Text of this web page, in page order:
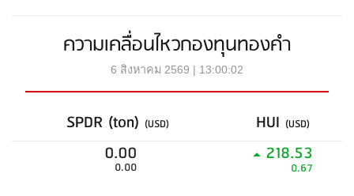
ความเคลื่อนไหวกองทุนทองคำ
6 สิงหาคม 2569 | 13:00:02
SPDR (ton) (USD) HUI (USD)
0.00
0.00
218.53
0.67